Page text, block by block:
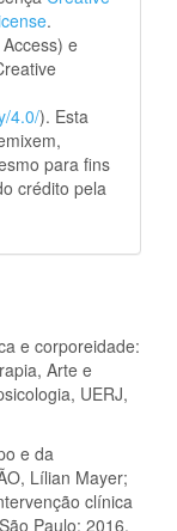
.
e
4.0/). Esta
para fins
crédito pela
e corporeidade:
Arte e
UERJ,
e da
Lílian Mayer;
clínica
Paulo: 2016.